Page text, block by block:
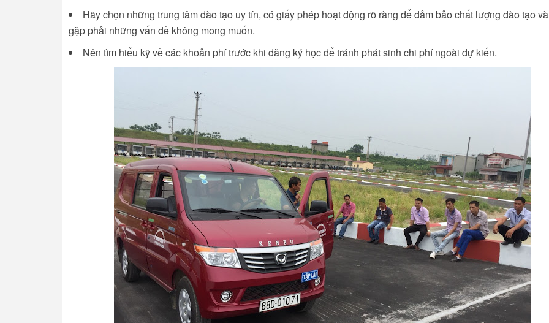
Hãy chọn những trung tâm đào tạo uy tín, có giấy phép hoạt động rõ ràng để đảm bảo chất lượng đào tạo
gặp phải những vấn đề không mong muốn.
Nên tìm hiểu kỹ về các khoản phí trước khi đăng ký học để tránh phát sinh chi phí ngoài dự kiến.